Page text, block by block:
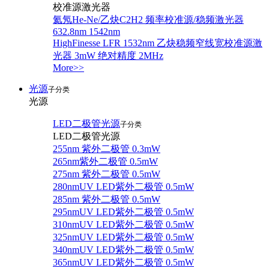
校准源激光器
氦氖He-Ne/乙炔C2H2 频率校准源/稳频激光器
632.8nm 1542nm
HighFinesse LFR 1532nm 乙炔稳频窄线宽校准源激
光器 3mW 绝对精度 2MHz
More>>
光源子分类
光源
LED二极管光源子分类
LED二极管光源
255nm 紫外二极管 0.3mW
265nm紫外二极管 0.5mW
275nm 紫外二极管 0.5mW
280nmUV LED紫外二极管 0.5mW
285nm 紫外二极管 0.5mW
295nmUV LED紫外二极管 0.5mW
310nmUV LED紫外二极管 0.5mW
325nmUV LED紫外二极管 0.5mW
340nmUV LED紫外二极管 0.5mW
365nmUV LED紫外二极管 0.5mW